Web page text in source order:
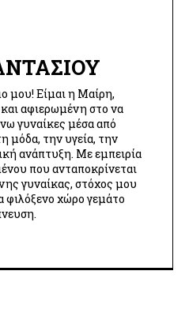
μου! Είμαι η Μαίρη,
αφιερωμένη στο να
γυναίκες μέσα από
μόδα, την υγεία, την
ανάπτυξη. Με εμπειρία
που ανταποκρίνεται
γυναίκας, στόχος μου
φιλόξενο χώρο γεμάτο